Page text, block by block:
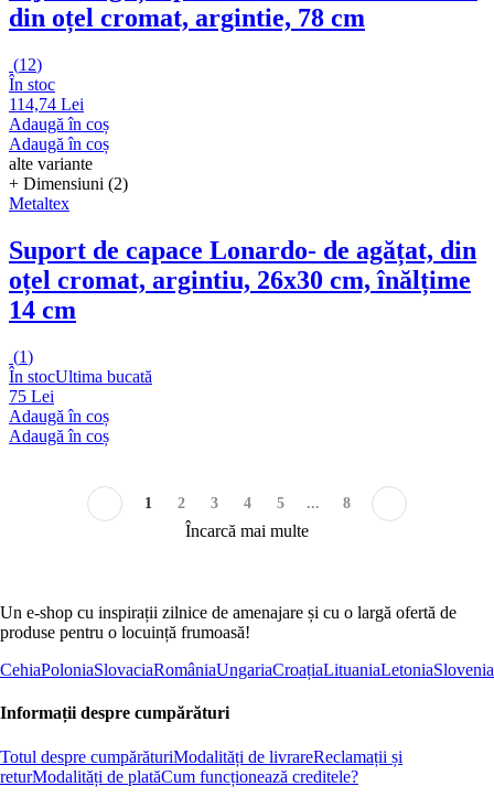
din oțel cromat, argintie, 78 cm
(12)
În stoc
114,74 Lei
Adaugă în coș
Adaugă în coș
alte variante
+ Dimensiuni (2)
Metaltex
Suport de capace Lonardo- de agățat, din
oțel cromat, argintiu, 26x30 cm, înălțime
14 cm
(1)
În stocUltima bucată
75 Lei
Adaugă în coș
Adaugă în coș
1 2 3 4 5 ... 8
Încarcă mai multe
Un e-shop cu inspirații zilnice de amenajare și cu o largă ofertă de
produse pentru o locuință frumoasă!
CehiaPoloniaSlovaciaRomâniaUngariaCroațiaLituaniaLetoniaSlovenia
Informații despre cumpărături
Totul despre cumpărăturiModalități de livrareReclamații și
returModalități de platăCum funcționează creditele?